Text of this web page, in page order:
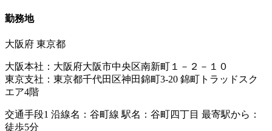
勤務地
大阪府 東京都
大阪本社：大阪府大阪市中央区南新町１－２－１０
東京支社：東京都千代田区神田錦町3-20 錦町トラッドスク
エア4階
交通手段1 沿線名：谷町線 駅名：谷町四丁目 最寄駅から：
徒歩5分